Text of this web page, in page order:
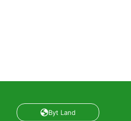
Byt Land